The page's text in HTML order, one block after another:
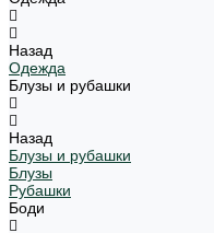
Назад
Одежда
Блузы и рубашки
Назад
Блузы и рубашки
Блузы
Рубашки
Боди